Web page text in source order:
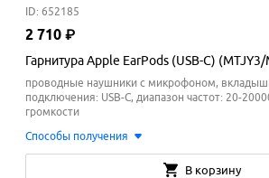
ID: 652185
2 710 ₽
Гарнитура Apple EarPods (USB-C) (MTJY3/
проводные наушники с микрофоном,
подключения: USB-C, диапазон частот: 20-
громкости
Способы получения
В корзину